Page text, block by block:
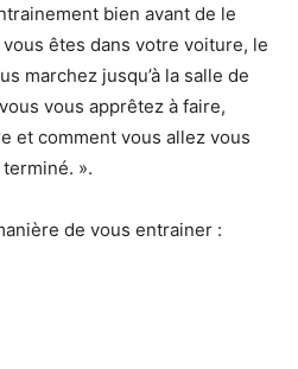
bien avant de le
êtes dans votre voiture, le
marchez jusqu’à la salle de
vous apprêtez à faire,
et comment vous allez vous
».
de vous entrainer :